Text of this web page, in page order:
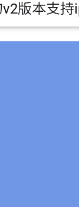
版本支持